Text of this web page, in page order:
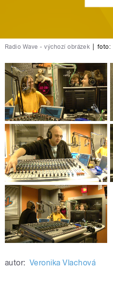
Radio Wave - výchozí obrázek foto:
autor: Veronika Vlachová